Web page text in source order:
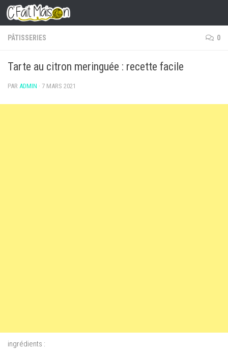
Skip to content
PÂTISSERIES 0
Tarte au citron meringuée : recette facile
PAR ADMIN · 7 MARS 2021
ingrédients :